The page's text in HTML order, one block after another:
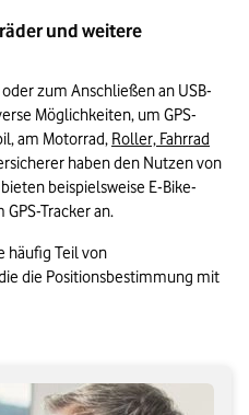
und weitere
zum Anschließen an USB-
Möglichkeiten, um GPS-
am Motorrad, Roller, Fahrrad
haben den Nutzen von
beispielsweise E-Bike-
Tracker an.
die Positionsbestimmung mit